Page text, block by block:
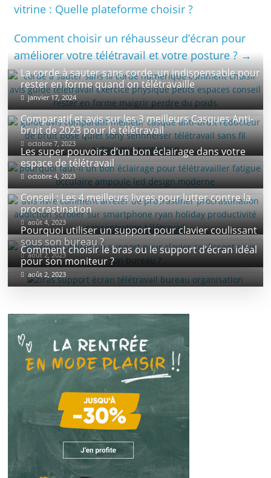
vitrine : Quelle plateforme choisir ?
Comment choisir un réhausseur d’écran pour
améliorer votre télétravail et votre posture ?→
La corde à sauter sans corde, un indispensable pour
rester en forme quand on télétravaille
janvier 17, 2024
Comparatif et avis sur les 3 meilleurs Casques Anti-
bruit de 2023 pour le télétravail
octobre 7, 2023
Les super pouvoirs d’un bon éclairage dans votre
espace de télétravail
octobre 4, 2023
Conseil : Les 4 meilleurs livres pour lutter contre la
procrastination
août 4, 2023
Pourquoi utiliser un support pour clavier coulissant
sous son bureau ?
août 2, 2023
Comment choisir le bras ou le support d’écran idéal
pour son moniteur ?
août 2, 2023